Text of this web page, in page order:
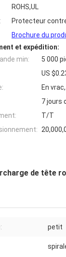
ROHS,UL
Protecteur
Brochure du
et expédition:
min:
5 000
US
En
7 jours
T/T
de tête
petit